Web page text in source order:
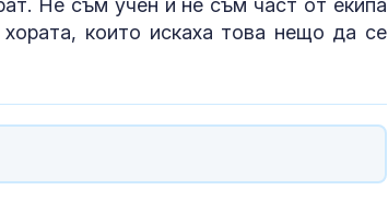
Не съм учен и не съм част от екипа
които искаха това нещо да се
-
за
Почти половината
шест месеца
на възрастта?